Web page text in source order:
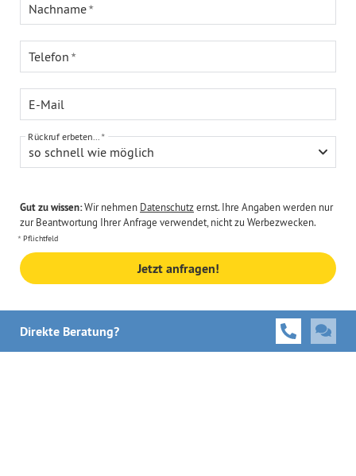
Nachname
Telefon
E-Mail
so schnell wie möglich
Rückruf erbeten...
Gut zu wissen:Wir nehmen Datenschutzernst. Ihre Angaben werden nur
zur Beantwortung Ihrer Anfrage verwendet, nicht zu Werbezwecken.
Pflichtfeld
Jetzt anfragen!
Direkte Beratung?